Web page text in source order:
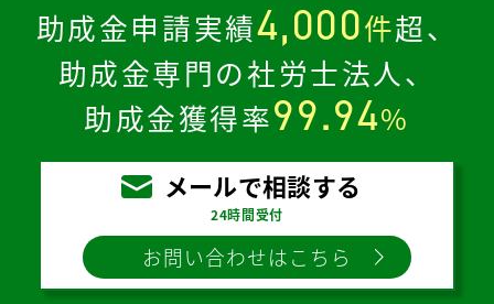
助成金申請実績4,000件超、
助成金専門の社労士法人、
助成金獲得率99.94%
メールで相談する
24時間受付
お問い合わせはこちら